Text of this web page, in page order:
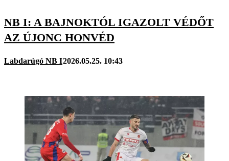
NB I: A BAJNOKTÓL IGAZOLT VÉDŐT
AZ ÚJONC HONVÉD
Labdarúgó NB I2026.05.25. 10:43